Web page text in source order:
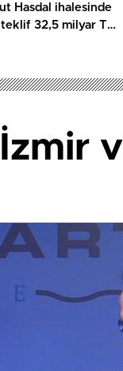
Hasdal ihalesinde
32,5 milyar TL